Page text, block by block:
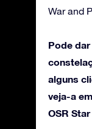
War and
Pode
alguns
veja-a
OSR